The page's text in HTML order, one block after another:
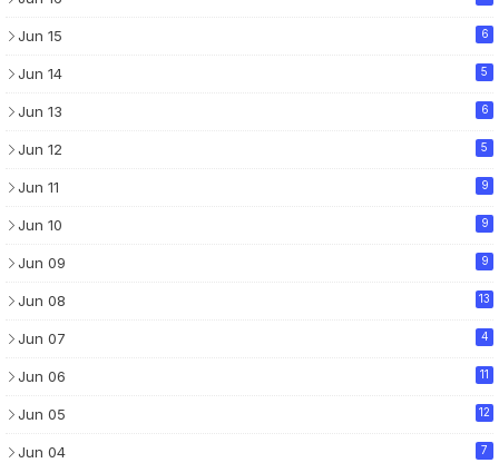
Jun 15 6
Jun 14 5
Jun 13 6
Jun 12 5
Jun 11 9
Jun 10 9
Jun 09 9
Jun 08 13
Jun 07 4
Jun 06 11
Jun 05 12
Jun 04 7